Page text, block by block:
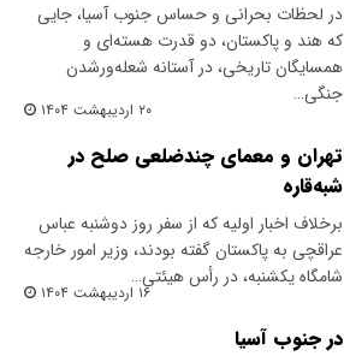
در لحظات بحرانی و حساس جنوب آسیا، جایی
که هند و پاکستان، دو قدرت هسته‌ای و
همسایگان تاریخی، در آستانه شعله‌ورشدن
جنگی…
۲۰ اردیبهشت ۱۴۰۴
تهران و معمای چندضلعی صلح در
شبه‌قاره
برخلاف اخبار اولیه که از سفر روز دوشنبه عباس
عراقچی به پاکستان گفته بودند، وزیر امور خارجه
شامگاه یکشنبه، در رأس هیئتی…
۱۶ اردیبهشت ۱۴۰۴
در جنوب آسیا